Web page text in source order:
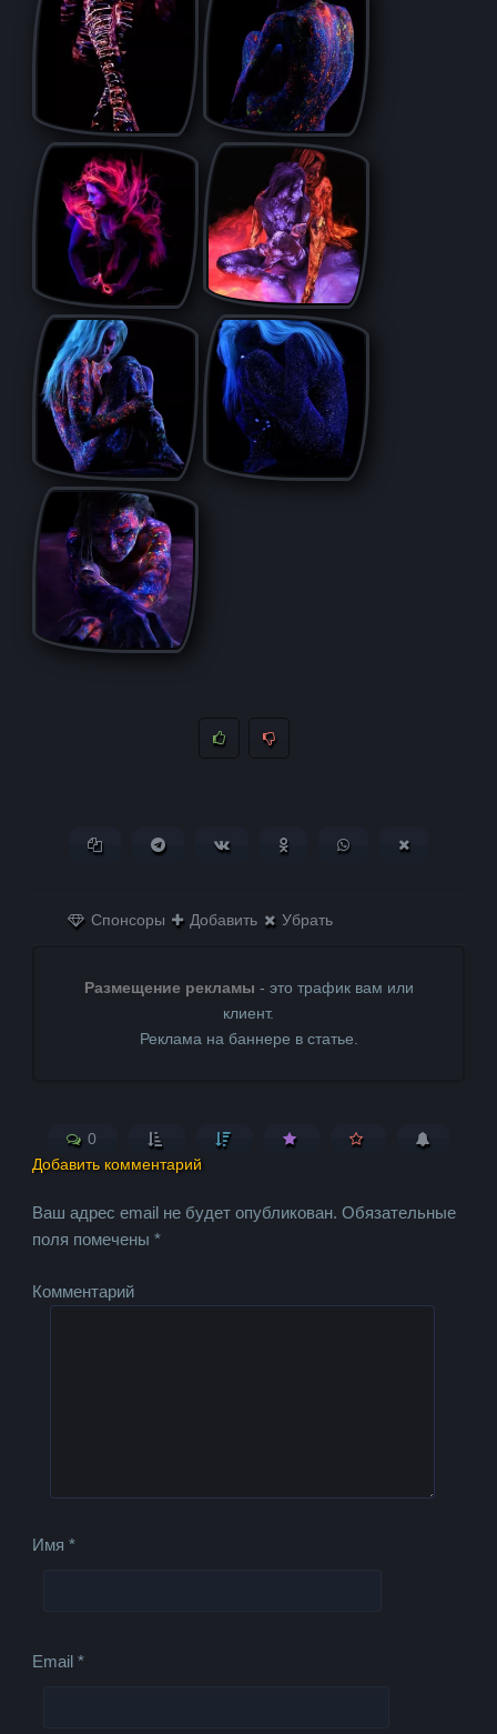
Копировать ссылкуПоделиться в Telegram
Поделиться ВКонтактеПоделиться в
Поделиться в
Спонсоры Добавить Убрать
Размещение рекламы - это трафик вам или
клиент.
Реклама на баннере в статье.
0
Добавить комментарий
Ваш адрес email не будет опубликован. Обязательные
поля помечены*
Комментарий
Имя*
Email*